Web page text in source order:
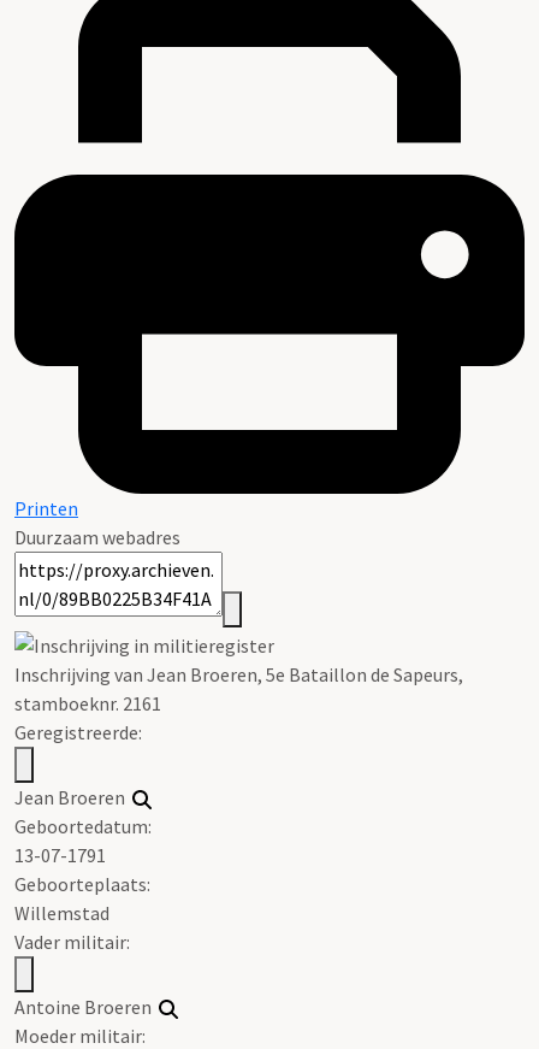
Printen
Duurzaam webadres
Inschrijving van Jean Broeren, 5e Bataillon de Sapeurs,
stamboeknr. 2161
Geregistreerde:
Jean Broeren
Geboortedatum:
13-07-1791
Geboorteplaats:
Willemstad
Vader militair:
Antoine Broeren
Moeder militair: